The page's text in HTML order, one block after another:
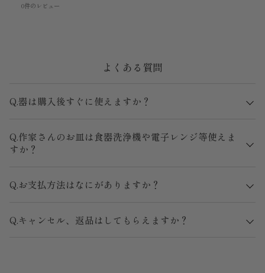
0件のレビュー
よくある質問
Q.器は購入後すぐに使えますか？
Q.作家さんのお皿は食器洗浄機や電子レンジ等使えま
すか？
Q.お支払方法はなにがありますか？
Q.キャンセル、返品はしてもらえますか？